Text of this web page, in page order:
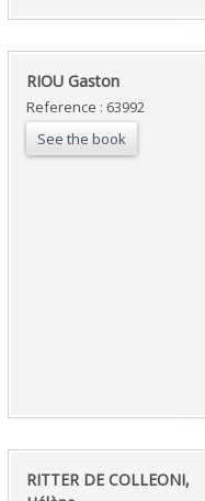
‎RIOU Gaston‎
Reference : 63992
See the book
‎RITTER DE COLLEONI,